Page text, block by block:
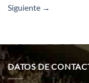
Siguiente →
DATOS DE